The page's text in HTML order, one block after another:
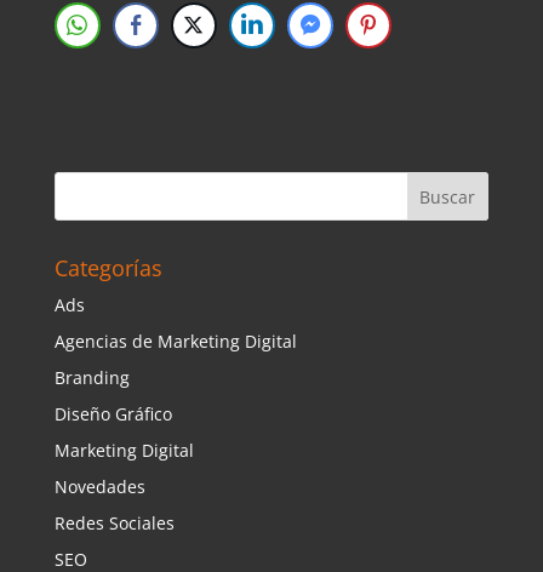
Categorías
Ads
Agencias de Marketing Digital
Branding
Diseño Gráfico
Marketing Digital
Novedades
Redes Sociales
SEO